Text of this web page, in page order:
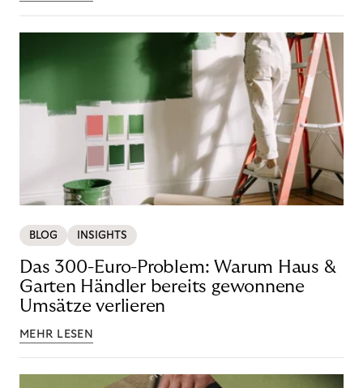
BLOG INSIGHTS
Das 300-Euro-Problem: Warum Haus &
Garten Händler bereits gewonnene
Umsätze verlieren
MEHR LESEN